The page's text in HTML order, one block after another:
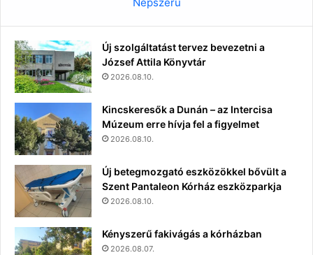
Új szolgáltatást tervez bevezetni a
József Attila Könyvtár
2026.08.10.
Kincskeresők a Dunán – az Intercisa
Múzeum erre hívja fel a figyelmet
2026.08.10.
Új betegmozgató eszközökkel bővült a
Szent Pantaleon Kórház eszközparkja
2026.08.10.
Kényszerű fakivágás a kórházban
2026.08.07.